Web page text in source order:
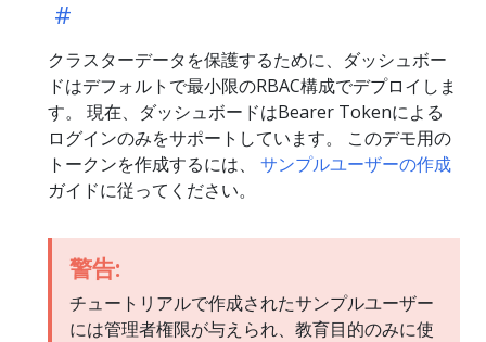
クラスターデータを保護するために、ダッシュボー
ドはデフォルトで最小限のRBAC構成でデプロイしま
す。 現在、ダッシュボードはBearer Tokenによる
ログインのみをサポートしています。 このデモ用の
トークンを作成するには、 サンプルユーザーの作成
ガイドに従ってください。
警告:
チュートリアルで作成されたサンプルユーザー
には管理者権限が与えられ、教育目的のみに使